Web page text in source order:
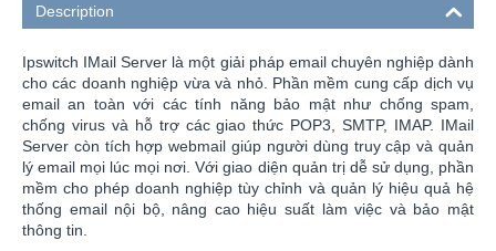
Description
Ipswitch IMail Server là một giải pháp email chuyên nghiệp dành
cho các doanh nghiệp vừa và nhỏ. Phần mềm cung cấp dịch vụ
email an toàn với các tính năng bảo mật như chống spam,
chống virus và hỗ trợ các giao thức POP3, SMTP, IMAP. IMail
Server còn tích hợp webmail giúp người dùng truy cập và quản
lý email mọi lúc mọi nơi. Với giao diện quản trị dễ sử dụng, phần
mềm cho phép doanh nghiệp tùy chỉnh và quản lý hiệu quả hệ
thống email nội bộ, nâng cao hiệu suất làm việc và bảo mật
thông tin.